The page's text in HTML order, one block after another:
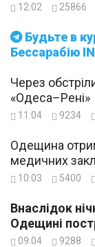
Будьте в курсі подій. Підписуйтесь на
Бессарабію
12:02 25866
Через
«Одеса–Рені»
11:04 9234
Одещина
медичних
10:03 5400
Внаслідок
Одещині
09:04 9288